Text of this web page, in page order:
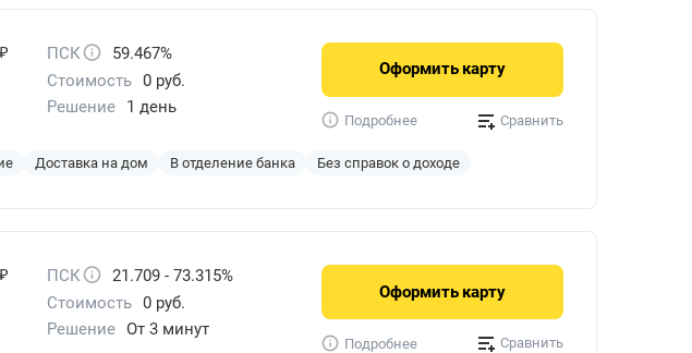
₽ ПСК
59.467%
Стоимость 0 руб.
Решение 1 день
Доставка на дом В отделение банка Без справок о доходе
Оформить карту
Подробнее Сравнить
₽ ПСК
21.709 - 73.315%
Стоимость 0 руб.
Решение От 3 минут
Оформить карту
Подробнее Сравнить